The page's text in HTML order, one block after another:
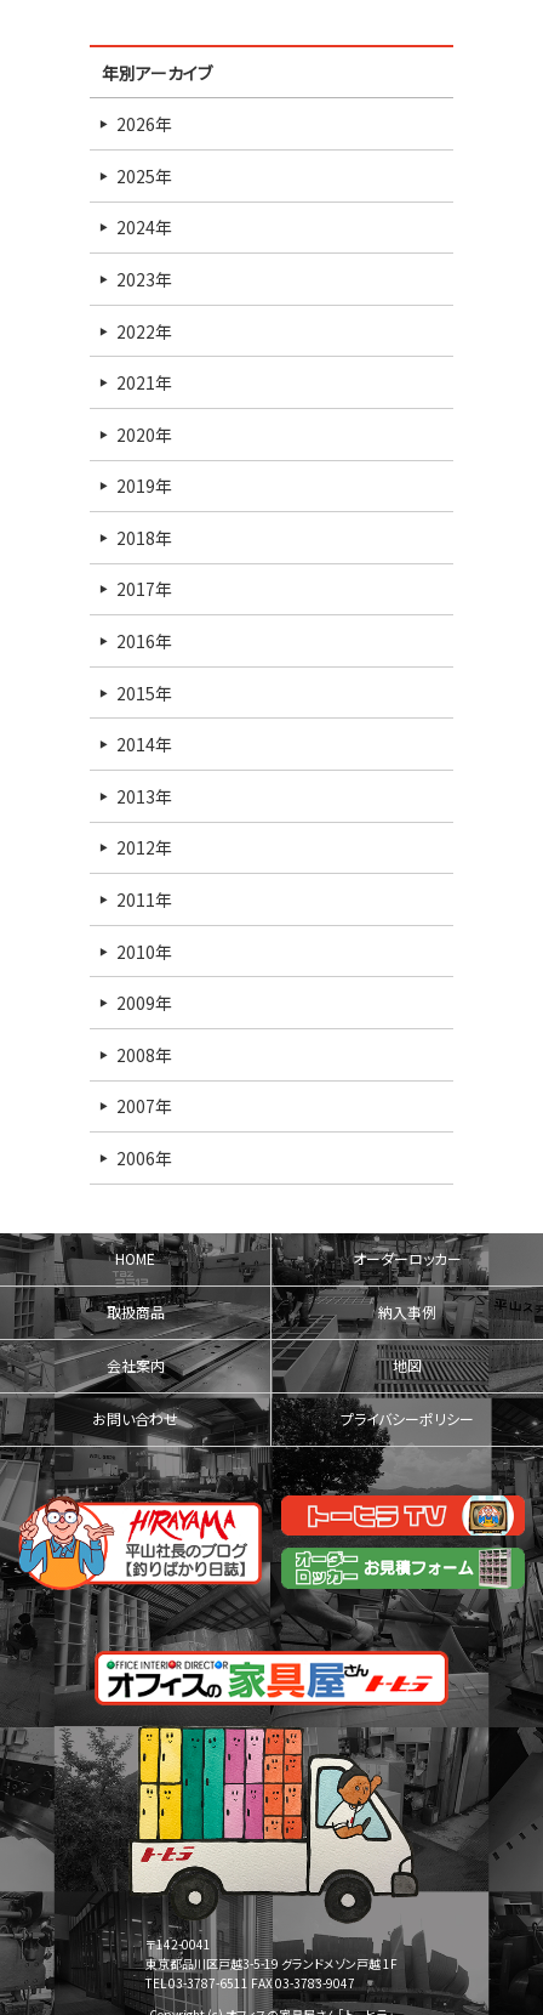
年別アーカイブ
2026年
2025年
2024年
2023年
2022年
2021年
2020年
2019年
2018年
2017年
2016年
2015年
2014年
2013年
2012年
2011年
2010年
2009年
2008年
2007年
2006年
HOME オーダーロッカー
取扱商品 納入事例
会社案内 地図
お問い合わせ プライバシーポリシー
〒142-0041
東京都品川区戸越3-5-19 グランドメゾン戸越 1F
TEL 03-3787-6511 FAX 03-3783-9047